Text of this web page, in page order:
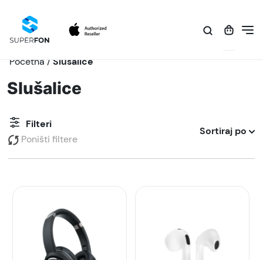
Početna / Slušalice
Slušalice
Filteri
Poništi filtere
Sortiraj po